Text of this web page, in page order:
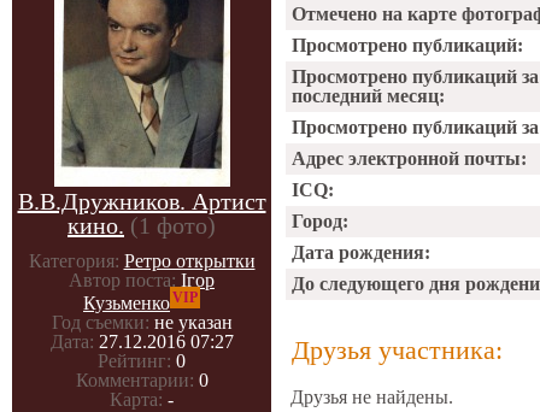
В.В.Дружников. Артист
кино. (1 фото)
Категория: Ретро открытки
Автор поста: Ігор
КузьменкоVIP
Год съемки: не указан
Дата: 27.12.2016 07:27
Рейтинг: 0
Комментарии: 0
Карта: -
Отмечено на карте
Просмотрено публикаций:
Просмотрено публикаций за
последний месяц:
Просмотрено публикаций за
Адрес электронной почты:
ICQ:
Город:
Дата рождения:
До следующего дня
Друзья участника:
Друзья не найдены.